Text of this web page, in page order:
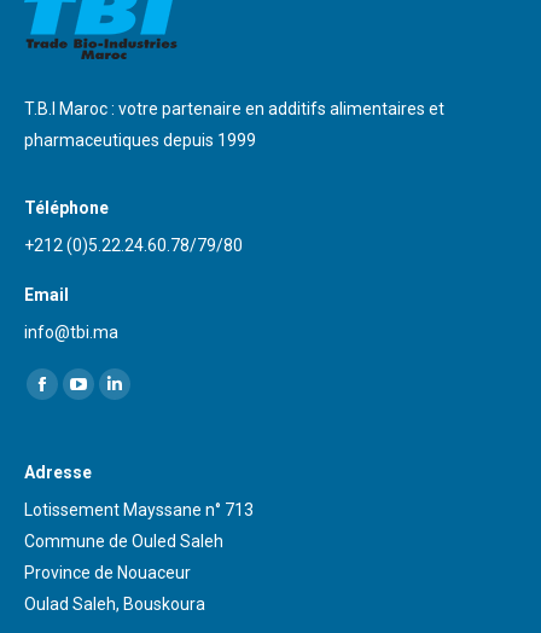
T.B.I Maroc : votre partenaire en additifs alimentaires et
pharmaceutiques depuis 1999
Téléphone
+212 (0)5.22.24.60.78/79/80
Email
info@tbi.ma
Trouvez nous sur :
Facebook
opens
YouTubeLinkedIn
Adresse
Lotissement Mayssane n° 713
Commune de Ouled Saleh
Province de Nouaceur
Oulad Saleh, Bouskoura